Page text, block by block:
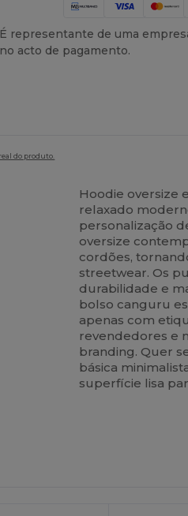
É representante de uma
no acto de pagamento.
do produto.
Hoodie oversize
relaxado
personalização
oversize
cordões,
streetwear. Os
durabilidade e
bolso canguru
apenas com
revendedores e
branding. Quer
básica
superfície lisa